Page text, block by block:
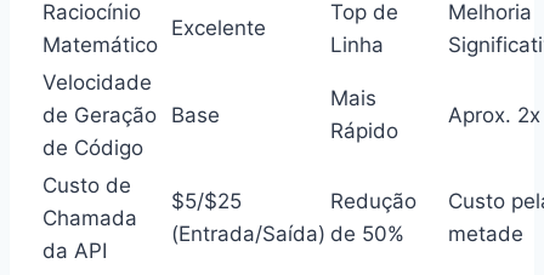
Raciocínio
Matemático
Excelente
Top de
Linha
Melhoria
Velocidade
de Geração
de Código
Base
Mais
Rápido
Aprox. 2x
Custo de
Chamada
da API
$5/$25
(Entrada/Saída)
Redução
de 50%
Custo
metade